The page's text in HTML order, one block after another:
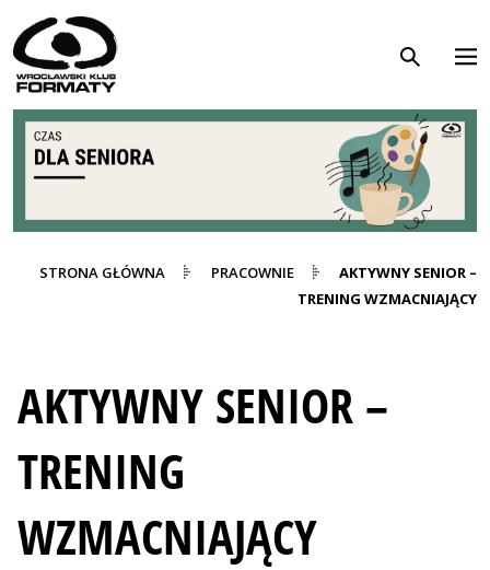
Przejdź do treści
WK Formaty. Strona główna
STRONA GŁÓWNA PRACOWNIE
AKTYWNY SENIOR –
TRENING WZMACNIAJĄCY
AKTYWNY SENIOR –
TRENING
WZMACNIAJĄCY